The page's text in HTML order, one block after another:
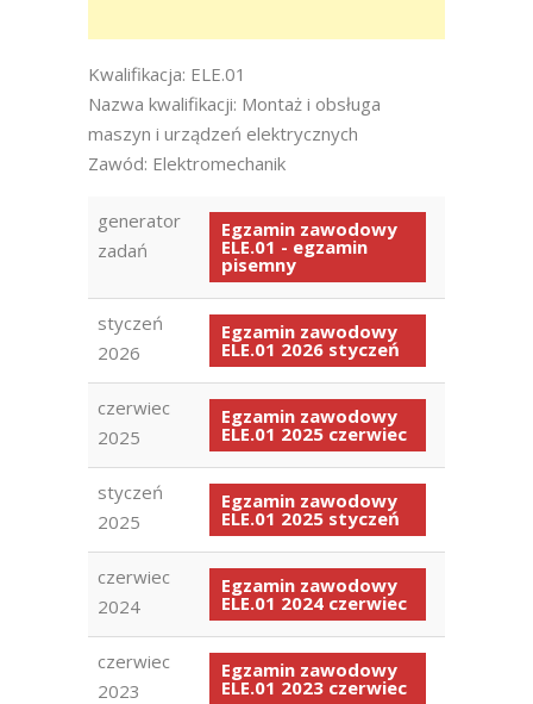
Kwalifikacja: ELE.01
Nazwa kwalifikacji: Montaż i obsługa
maszyn i urządzeń elektrycznych
Zawód: Elektromechanik
generator
zadań
Egzamin zawodowy
ELE.01 - egzamin
pisemny
styczeń
2026
Egzamin zawodowy
ELE.01 2026 styczeń
czerwiec
2025
Egzamin zawodowy
ELE.01 2025 czerwiec
styczeń
2025
Egzamin zawodowy
ELE.01 2025 styczeń
czerwiec
2024
Egzamin zawodowy
ELE.01 2024 czerwiec
czerwiec
2023
Egzamin zawodowy
ELE.01 2023 czerwiec